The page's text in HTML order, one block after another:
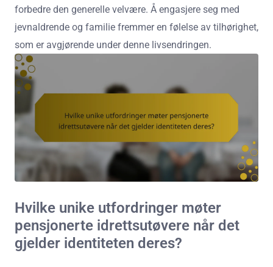
forbedre den generelle velvære. Å engasjere seg med
jevnaldrende og familie fremmer en følelse av tilhørighet,
som er avgjørende under denne livsendringen.
Hvilke unike utfordringer møter
pensjonerte idrettsutøvere når det
gjelder identiteten deres?